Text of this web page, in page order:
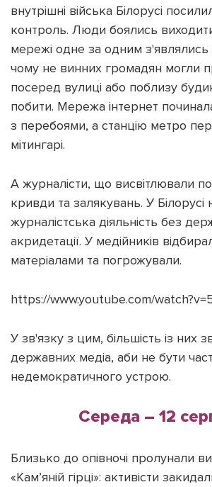
внутрішні війська Білорусі
контроль. Люди боялись
мережі одне за одним з'являлись
чому не винних громадян могли
посеред вулиці або поблизу
побити. Мережа інтернет
з перебоями, а станцію метро
мітингарі.
А журналісти, що висвітлювали
кривди та залякувань. У
журналістська діяльність без
акридетації. У медійників
матеріалами та погрожували.
https://www.youtube.com/
У зв'язку з цим, більшість із них
державних медіа, аби не бути
недемократичного устрою.
Середа – 12
Близько до опівночі пролунали
«Кам’яній гірці»: активісти